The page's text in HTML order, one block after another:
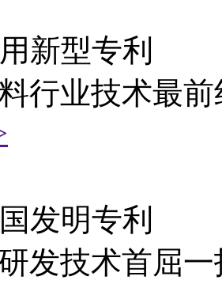
新型专利
行业技术最前
发明专利
发技术首屈一